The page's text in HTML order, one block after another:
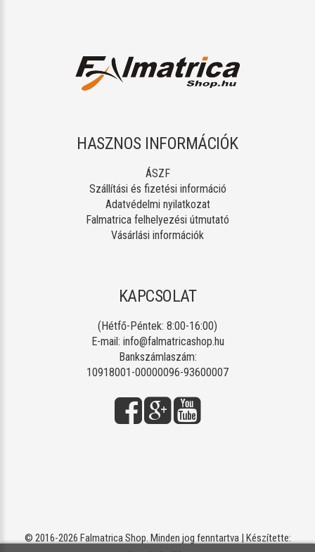
HASZNOS INFORMÁCIÓK
ÁSZF
Szállítási és fizetési információ
Adatvédelmi nyilatkozat
Falmatrica felhelyezési útmutató
Vásárlási információk
KAPCSOLAT
(Hétfő-Péntek: 8:00-16:00)
E-mail: info@falmatricashop.hu
Bankszámlaszám:
10918001-00000096-93600007
© 2016-2026 Falmatrica Shop. Minden jog fenntartva | Készítette: